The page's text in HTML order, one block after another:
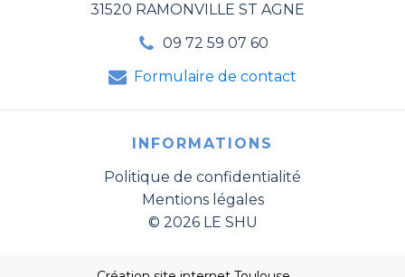
31520 RAMONVILLE ST AGNE
09 72 59 07 60
Formulaire de contact
INFORMATIONS
Politique de confidentialité
Mentions légales
© 2026 LE SHU